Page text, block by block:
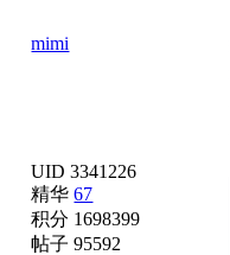
mimi
UID 3341226
精华67
积分 1698399
帖子 95592